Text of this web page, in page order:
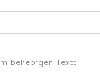
beliebigen Text: